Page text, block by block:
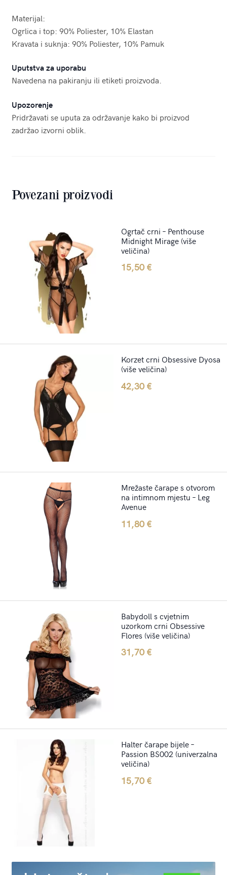
Materijal:
Ogrlica i top: 90% Poliester, 10% Elastan
Kravata i suknja: 90% Poliester, 10% Pamuk
Uputstva za uporabu
Navedena na pakiranju ili etiketi proizvoda.
Upozorenje
Pridržavati se uputa za održavanje kako bi proizvod
zadržao izvorni oblik.
Povezani proizvodi
Ogrtač crni – Penthouse
Midnight Mirage (više
veličina)
15,50€
Korzet crni Obsessive Dyosa
(više veličina)
42,30€
Mrežaste čarape s otvorom
na intimnom mjestu – Leg
Avenue
11,80€
Babydoll s cvjetnim
uzorkom crni Obsessive
Flores (više veličina)
31,70€
Halter čarape bijele –
Passion BS002 (univerzalna
veličina)
15,70€